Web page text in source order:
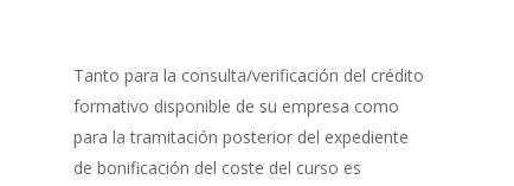
de
Bonificación
Tanto para la consulta/verificación del crédito
formativo disponible de su empresa como
para la tramitación posterior del expediente
de bonificación del coste del curso es